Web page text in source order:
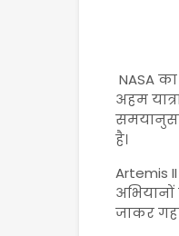
NASAका
अहम
है।
Artemis II
अभियानों
जाकर